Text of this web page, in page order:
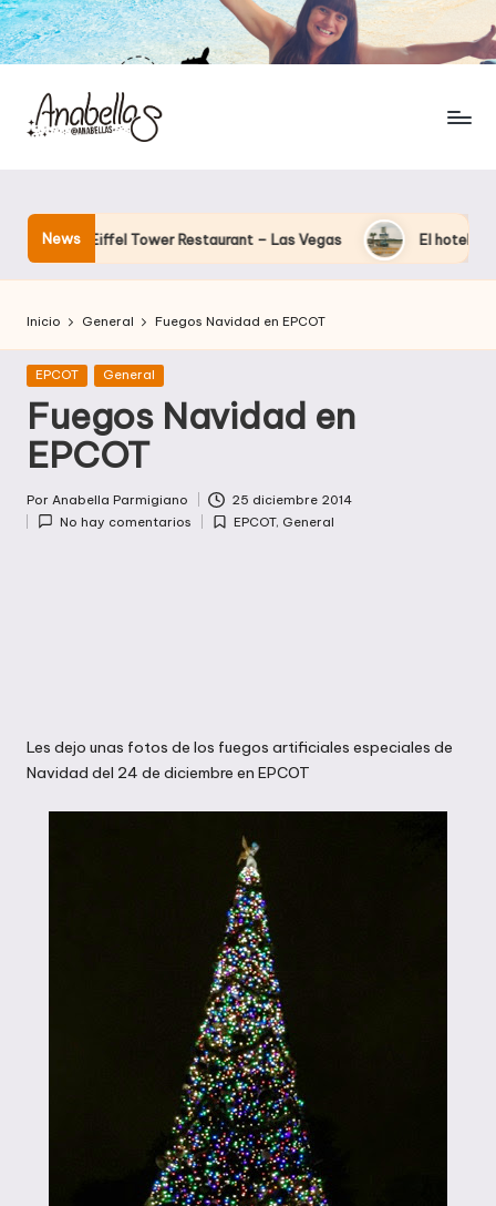
News
Restaurant – Las Vegas El hotel que Disney uso
Inicio General Fuegos Navidad en EPCOT
Publicada
EPCOT General
Fuegos Navidad en
EPCOT
Publicado
por
Por Anabella Parmigiano
25 diciembre 2014
No hay comentarios
Publicada
EPCOT, General
Les dejo unas fotos de los fuegos artificiales especiales de
Navidad del 24 de diciembre en EPCOT